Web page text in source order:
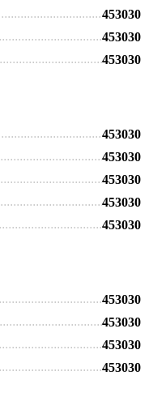
453030
453030
453030
453030
453030
453030
453030
453030
453030
453030
453030
453030